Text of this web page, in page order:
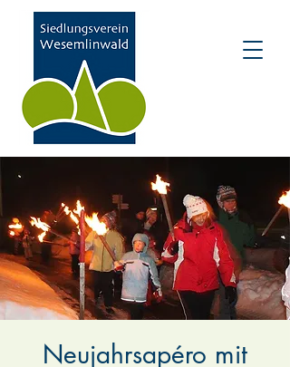
Neujahrsapéro mit